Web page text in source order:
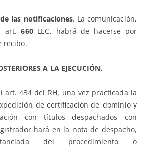
las notificaciones. La comunicación,
art. 660 LEC, habrá de hacerse por
recibo.
A LA EJECUCIÓN.
art. 434 del RH, una vez practicada la
de certificación de dominio y
con títulos despachados con
hará en la nota de despacho,
del procedimiento o